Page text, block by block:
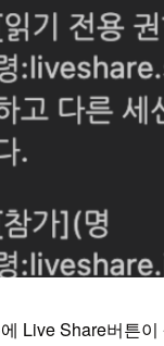
Live Share버튼